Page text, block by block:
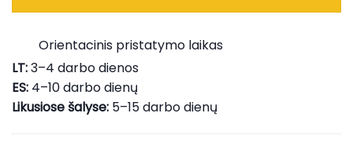
Orientacinis pristatymo laikas
LT:3–4 darbo dienos
ES: 4–10 darbo dienų
Likusiose šalyse: 5–15 darbo dienų